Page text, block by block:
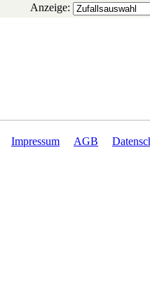
Anzeige:
Impressum AGB